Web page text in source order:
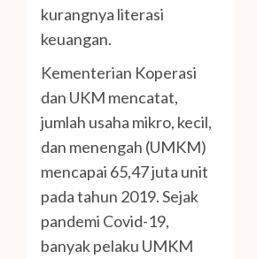
kurangnya literasi
keuangan.
Kementerian Koperasi
dan UKM mencatat,
jumlah usaha mikro, kecil,
dan menengah (UMKM)
mencapai 65,47 juta unit
pada tahun 2019. Sejak
pandemi Covid-19,
banyak pelaku UMKM